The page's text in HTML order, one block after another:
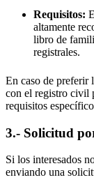
Requisitos:
altamente
libro de
registrales.
En caso de preferir
con el registro civil
requisitos
3.- Solicitud
Si los interesados
enviando una